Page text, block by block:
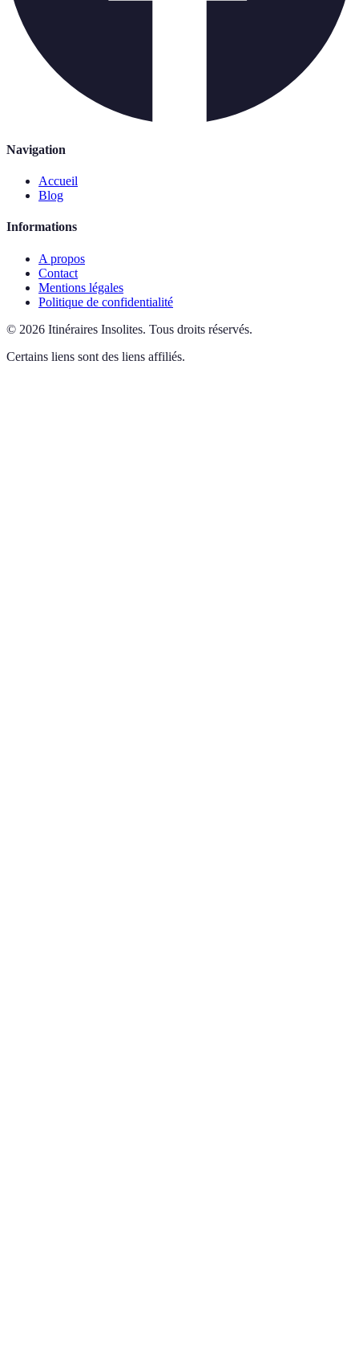
Navigation
Accueil
Blog
Informations
A propos
Contact
Mentions légales
Politique de confidentialité
© 2026 Itinéraires Insolites. Tous droits réservés.
Certains liens sont des liens affiliés.